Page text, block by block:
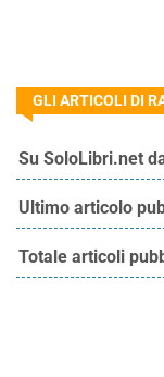
GLI ARTICOLI DI
Su SoloLibri.net
Ultimo articolo
Totale articoli